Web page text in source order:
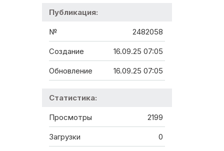
Публикация:
№ 2482058
Создание 16.09.25 07:05
Обновление 16.09.25 07:05
Статистика:
Просмотры 2199
Загрузки 0